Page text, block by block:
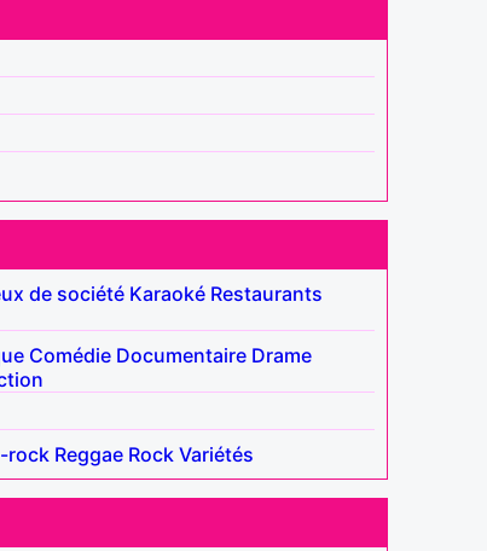
de société Karaoké Restaurants
Comédie Documentaire Drame
rock Reggae Rock Variétés